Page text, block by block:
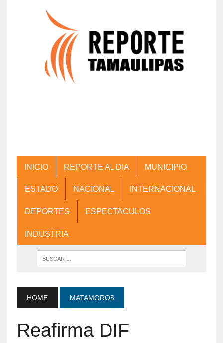
INICIO REPORTE AL DIA MUNICIPIO
ESTADO NACIONAL INTERNACIONAL
DEPORTES ESPECTACULOS
INDUSTRIA
HOME MATAMOROS
Reafirma DIF